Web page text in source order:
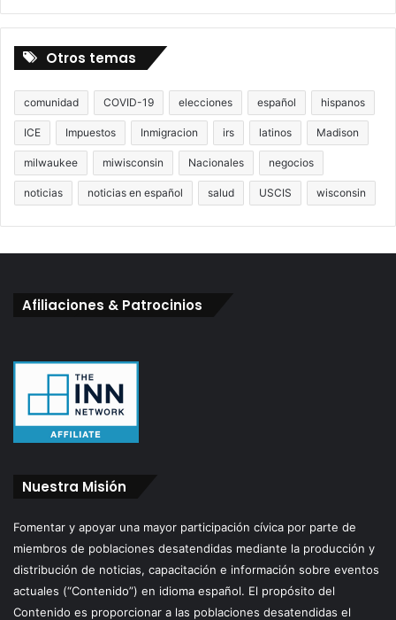
Otros temas
comunidad COVID-19 elecciones español hispanos
ICE Impuestos Inmigracion irs latinos Madison
milwaukee miwisconsin Nacionales negocios
noticias noticias en español salud USCIS wisconsin
Afiliaciones & Patrocinios
Nuestra Misión
Fomentar y apoyar una mayor participación cívica por parte de
miembros de poblaciones desatendidas mediante la producción y
distribución de noticias, capacitación e información sobre eventos
actuales (“Contenido”) en idioma español. El propósito del
Contenido es proporcionar a las poblaciones desatendidas el